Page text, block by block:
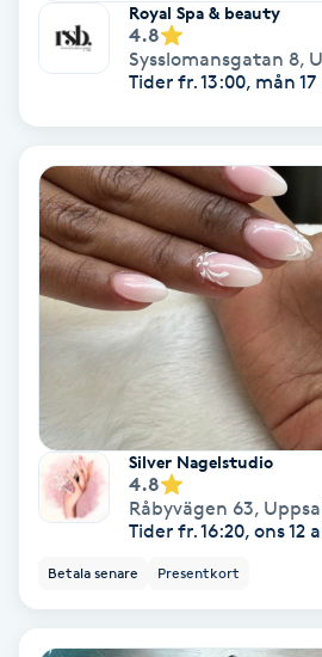
Kärlbehandling
Laserbehandling
Lashlift Keratin
LED-ljusterapi
Liktornar
LPG-behandling
LPG-massage
Royal Spa & beauty
4.8
Sysslomansgatan 8,
Tider fr. 13:00, mån
Silver Nagelstudio
4.8
Råbyvägen 63,
Tider fr. 16:20, ons 12
Betala senare Presentkort